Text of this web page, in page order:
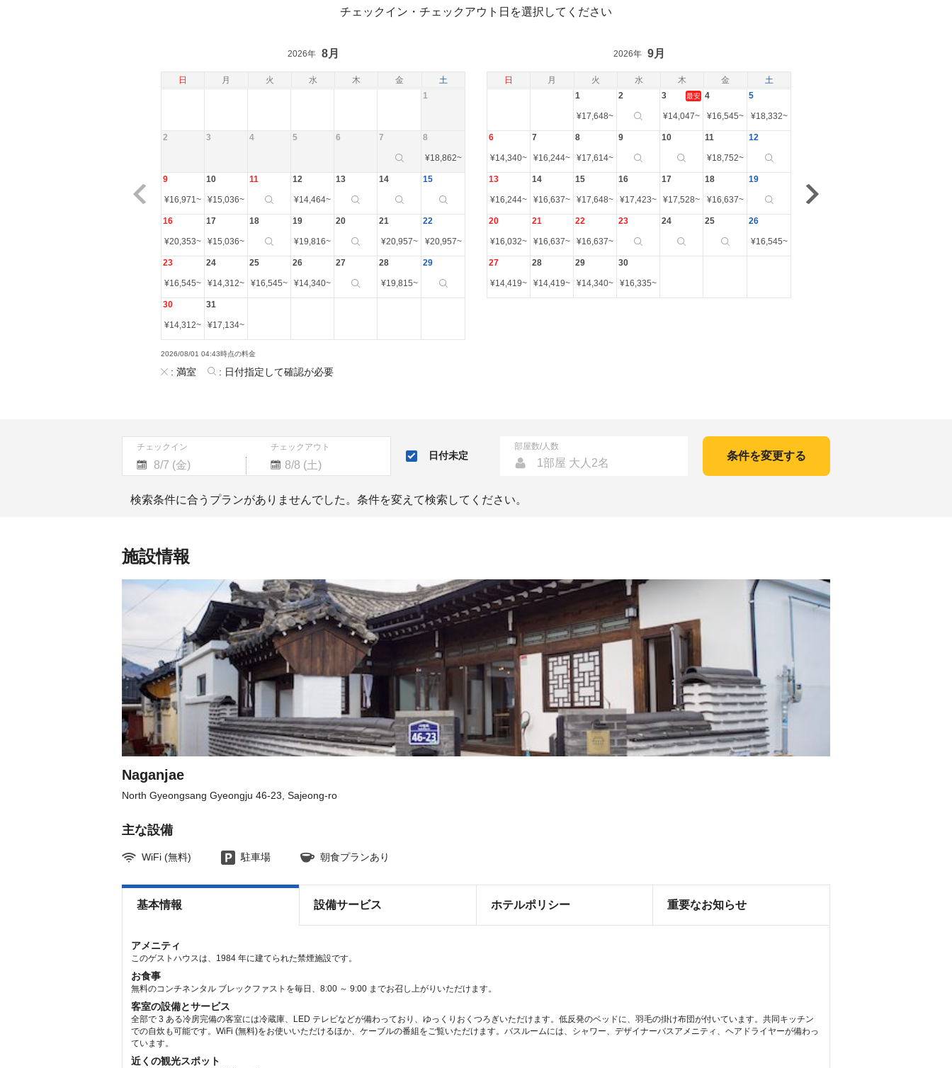
チェックイン・チェックアウト日を選択してください
日 月 火 水 木 金 土 日 月 火 水 木 金 土
2026年 8月
1
2 3 4 5 6 7 8
¥18,862~
9
¥16,971~
10
¥15,036~
11 12
¥14,464~
13 14 15
16
¥20,353~
17
¥15,036~
18 19
¥19,816~
20 21
¥20,957~
22
¥20,957~
23
¥16,545~
24
¥14,312~
25
¥16,545~
26
¥14,340~
27 28
¥19,815~
29
30
¥14,312~
31
¥17,134~
2026年 9月
1
¥17,648~
2 3 最安
¥14,047~
4
¥16,545~
5
¥18,332~
6
¥14,340~
7
¥16,244~
8
¥17,614~
9 10 11
¥18,752~
12
13
¥16,244~
14
¥16,637~
15
¥17,648~
16
¥17,423~
17
¥17,528~
18
¥16,637~
19
20
¥16,032~
21
¥16,637~
22
¥16,637~
23 24 25 26
¥16,545~
27
¥14,419~
28
¥14,419~
29
¥14,340~
30
¥16,335~
2026/08/01 04:43時点の料金
: 満室 : 日付指定して確認が必要
チェックイン チェックアウト
Navigate
forward
to
calendar
and
select
question
mark
key
to
get
the
keyboard
shortcuts
for
changing
dates.
Navigate
to
select
a
date.
Press
the
question
mark
to
get
keyboard
shortcuts
for
changing
日付未定
部屋数/人数
1部屋 大人2名
条件を変更する
検索条件に合うプランがありませんでした。条件を変えて検索してください。
施設情報
Naganjae
North Gyeongsang Gyeongju 46-23, Sajeong-ro
主な設備
WiFi (無料) 駐車場 朝食プランあり
基本情報 設備サービス ホテルポリシー 重要なお知らせ
アメニティ
このゲストハウスは、1984 年に建てられた禁煙施設です。
お食事
無料のコンチネンタル ブレックファストを毎日、8:00 ～ 9:00 までお召し上がりいただけます。
客室の設備とサービス
全部で 3 ある冷房完備の客室には冷蔵庫、LED テレビなどが備わっており、ゆっくりおくつろぎいただけます。低反発のベッドに、羽毛の掛け布団が付いています。共同キッチン
での自炊も可能です。WiFi (無料)をお使いいただけるほか、ケーブルの番組をご覧いただけます。バスルームには、シャワー、デザイナーバスアメニティ、ヘアドライヤーが備わっ
ています。
近くの観光スポット